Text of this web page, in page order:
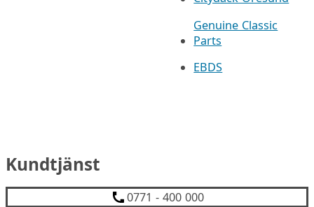
Genuine Classic
Parts
EBDS
Kundtjänst
0771 - 400 000